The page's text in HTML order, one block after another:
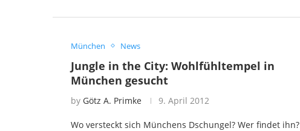
München News
Jungle in the City: Wohlfühltempel in
München gesucht
by Götz A. Primke 9. April 2012
Wo versteckt sich Münchens Dschungel? Wer findet ihn?